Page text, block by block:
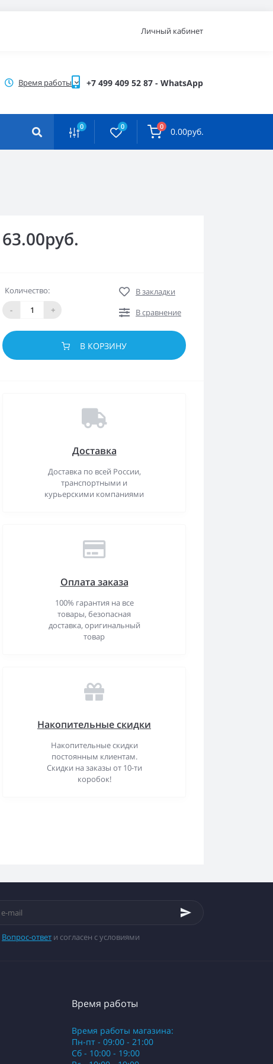
Личный кабинет
Время работы +7 499 409 52 87 - WhatsApp
0 0 0 0.00руб.
63.00руб.
Количество:
-
+
В закладки
В сравнение
В КОРЗИНУ
Доставка
Доставка по всей России,
транспортными и
курьерскими компаниями
Оплата заказа
100% гарантия на все
товары, безопасная
доставка, оригинальный
товар
Накопительные скидки
Накопительные скидки
постоянным клиентам.
Скидки на заказы от 10-ти
коробок!
Вопрос-ответ и согласен с условиями
Время работы
Время работы магазина:
Пн-пт - 09:00 - 21:00
Сб - 10:00 - 19:00